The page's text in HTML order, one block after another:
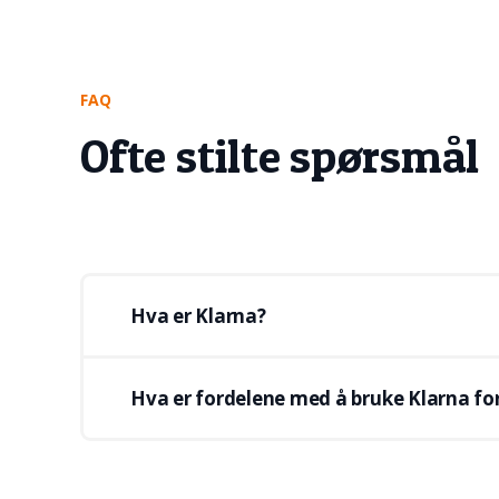
FAQ
Ofte stilte spørsmål
Hva er Klarna?
Klarna er en av Europas største
Hva er fordelene med å bruke Klarna